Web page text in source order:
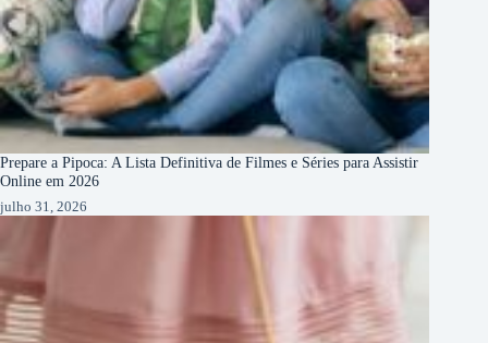
Prepare a Pipoca: A Lista Definitiva de Filmes e Séries para Assistir
Online em 2026
julho 31, 2026